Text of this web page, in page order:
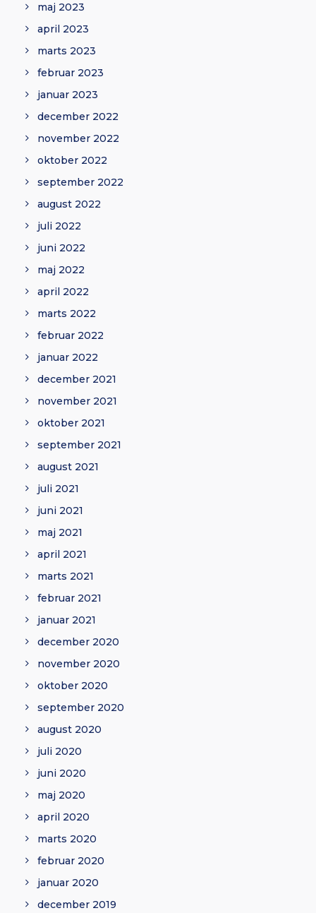
maj 2023
april 2023
marts 2023
februar 2023
januar 2023
december 2022
november 2022
oktober 2022
september 2022
august 2022
juli 2022
juni 2022
maj 2022
april 2022
marts 2022
februar 2022
januar 2022
december 2021
november 2021
oktober 2021
september 2021
august 2021
juli 2021
juni 2021
maj 2021
april 2021
marts 2021
februar 2021
januar 2021
december 2020
november 2020
oktober 2020
september 2020
august 2020
juli 2020
juni 2020
maj 2020
april 2020
marts 2020
februar 2020
januar 2020
december 2019